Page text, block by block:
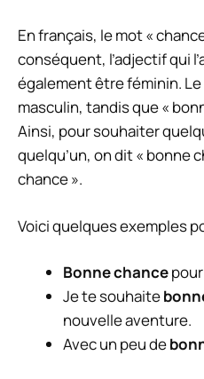
En français, le mot «
conséquent, l’adjectif qui
également être féminin. Le
masculin, tandis que «
Ainsi, pour souhaiter
quelqu’un, on dit « bonne
chance ».
Voici quelques exemples
Bonne chance
Je te souhaite
nouvelle aventure.
Avec un peu de